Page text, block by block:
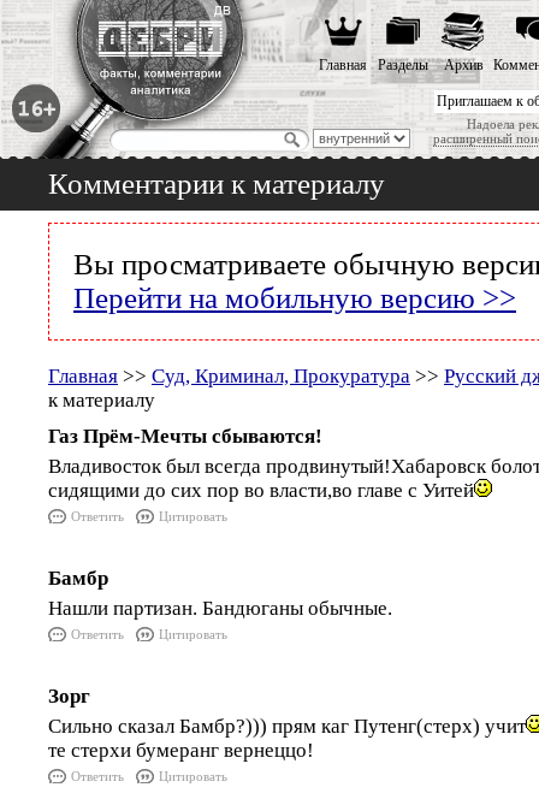
Приглашаем к
Надоела
расширенный
Главная Разделы Архив
Комментарии к материалу
Вы просматриваете обычную
Перейти на мобильную версию >>
Главная >> Суд, Криминал, Прокуратура >> Русский
к материалу
Газ Прём-Мечты сбываются!
Владивосток был всегда продвинутый!Хабаровск
сидящими до сих пор во власти,во главе с Уитей
Ответить Цитировать
Бамбр
Нашли партизан. Бандюганы обычные.
Ответить Цитировать
Зорг
Сильно сказал Бамбр?))) прям каг Путенг(стерх) учит
те стерхи бумеранг вернеццо!
Ответить Цитировать